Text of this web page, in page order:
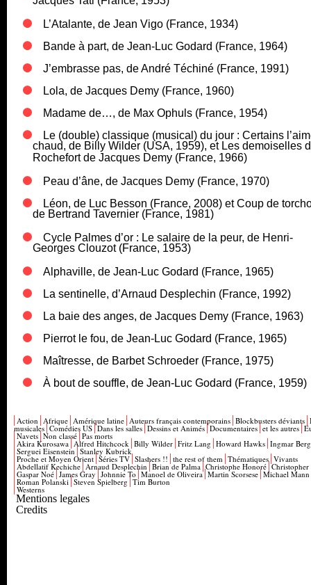
L’Atalante, de Jean Vigo (France, 1934)
Bande à part, de Jean-Luc Godard (France, 1964)
J’embrasse pas, de André Téchiné (France, 1991)
Lola, de Jacques Demy (France, 1960)
Madame de…, de Max Ophuls (France, 1954)
Le (double) classique (musical) du jour : Certains
chaud, de Billy Wilder (USA, 1959), et Les demoiselles
Rochefort de Jacques Demy (France, 1966)
Peau d’âne, de Jacques Demy (France, 1970)
Léon, de Luc Besson (France, 2008) et Coup de
de Bertrand Tavernier (France, 1981)
Cycle Palmes d’or : Le salaire de la peur, de Henri-
Georges Clouzot (France, 1953)
Alphaville, de Jean-Luc Godard (France, 1965)
La sentinelle, d’Arnaud Desplechin (France, 1992)
La baie des anges, de Jacques Demy (France, 1963)
Pierrot le fou, de Jean-Luc Godard (France, 1965)
Maîtresse, de Barbet Schroeder (France, 1975)
À bout de souffle, de Jean-Luc Godard (France, 1959)
Action Afrique Amérique latine Auteurs français contemporains Blockbusters déviants
musicales Comédies US Dans les salles Dessins et Animés Documentaires et les autres
Navets Non classé Pas morts
Akira Kurosawa Alfred Hitchcock Billy Wilder Fritz Lang Howard Hawks Ingmar
Serguei Eisenstein Stanley Kubrick
Proche et Moyen Orient Séries TV Slashers !! the rest of them Thématiques Vivants
Abdellatif Kechiche Arnaud Desplechin Brian de Palma Christophe Honoré
Gaspar Noé James Gray Johnnie To Manoel de Oliveira Martin Scorsese Michael Mann
Roman Polanski Steven Spielberg Tim Burton
Westerns
Mentions legales
Credits